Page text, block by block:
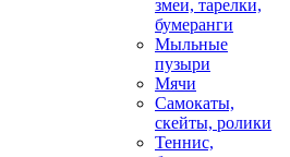
змеи, тарелки,
бумеранги
Мыльные
пузыри
Мячи
Самокаты,
скейты, ролики
Теннис,